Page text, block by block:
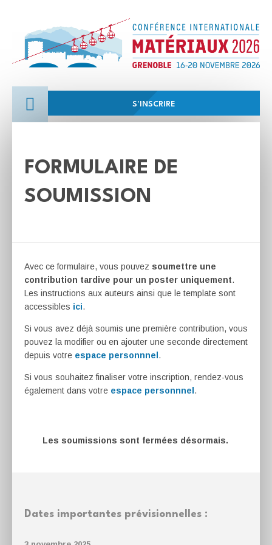
S'INSCRIRE
FORMULAIRE DE
SOUMISSION
Avec ce formulaire, vous pouvez soumettre une
contribution tardive pour un poster uniquement.
Les instructions aux auteurs ainsi que le template sont
accessibles ici.
Si vous avez déjà soumis une première contribution, vous
pouvez la modifier ou en ajouter une seconde directement
depuis votre espace personnnel .
Si vous souhaitez finaliser votre inscription, rendez-vous
également dans votre espace personnnel .
Les soumissions sont fermées désormais.
Dates importantes prévisionnelles :